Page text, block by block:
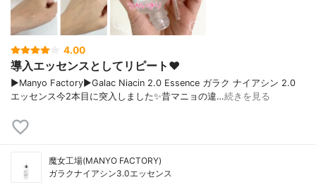
4.00
導入エッセンスとしてリピート❤︎
▶︎Manyo Factory▶︎Galac Niacin 2.0 Essence ガラク ナイアシン 2.0
エッセンス今2本目に突入しました✨昔マニョの違…続きを見る
魔女工場(MANYO FACTORY)
ガラクナイアシン3.0エッセンス